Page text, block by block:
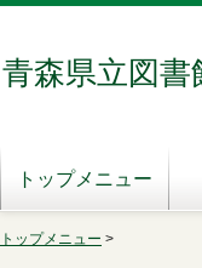
青森県立図書
トップメニュー
トップメニュー >